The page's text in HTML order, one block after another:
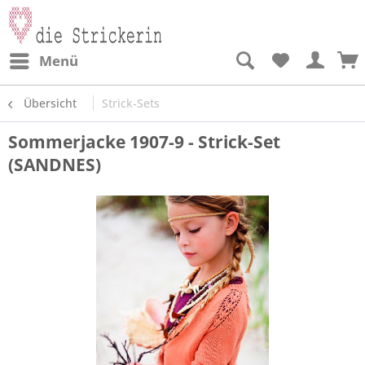
Menü
Übersicht Strick-Sets
Sommerjacke 1907-9 - Strick-Set
(SANDNES)